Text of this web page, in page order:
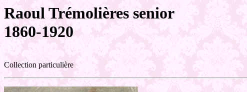
Raoul Trémolières senior
1860-1920
Collection particulière